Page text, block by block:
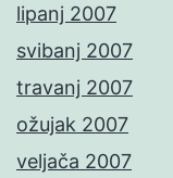
lipanj 2007
svibanj 2007
travanj 2007
ožujak 2007
veljača 2007